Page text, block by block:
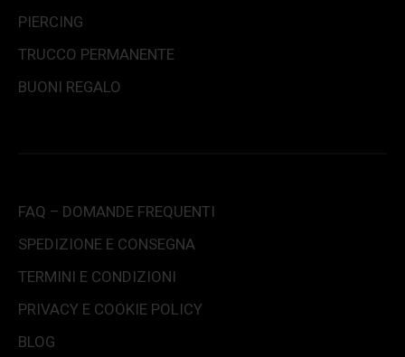
PIERCING
TRUCCO PERMANENTE
BUONI REGALO
FAQ – DOMANDE FREQUENTI
SPEDIZIONE E CONSEGNA
TERMINI E CONDIZIONI
PRIVACY E COOKIE POLICY
BLOG